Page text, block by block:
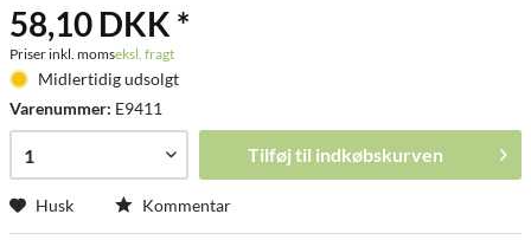
58,10 DKK *
Priser inkl. momseksl. fragt
Midlertidig udsolgt
Varenummer: E9411
Tilføj til indkøbskurven
Husk Kommentar